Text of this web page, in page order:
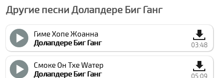
Другие песни Долапдере Биг Ганг
Гиме Хопе Жоанна
Долапдере Биг Ганг
03:48
Смоке Он Тхе Wатер
Долапдере Биг Ганг
05:09